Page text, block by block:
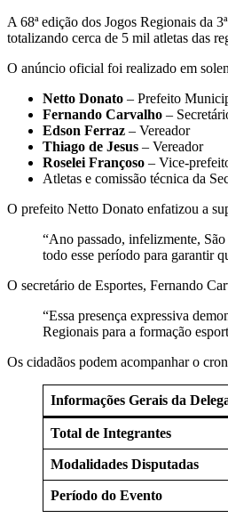
A 68ª edição dos Jogos Regionais da
totalizando cerca de 5 mil atletas das
O anúncio oficial foi realizado em
Netto Donato – Prefeito
Fernando Carvalho –
Edson Ferraz – Vereador
Thiago de Jesus – Vereador
Roselei Françoso – Vice-
Atletas e comissão técnica da
O prefeito Netto Donato enfatizou a
“Ano passado, infelizmente,
todo esse período para garantir
O secretário de Esportes, Fernando
“Essa presença expressiva
Regionais para a formação
Os cidadãos podem acompanhar o
Informações Gerais da
Total de Integrantes
Modalidades Disputadas
Período do Evento